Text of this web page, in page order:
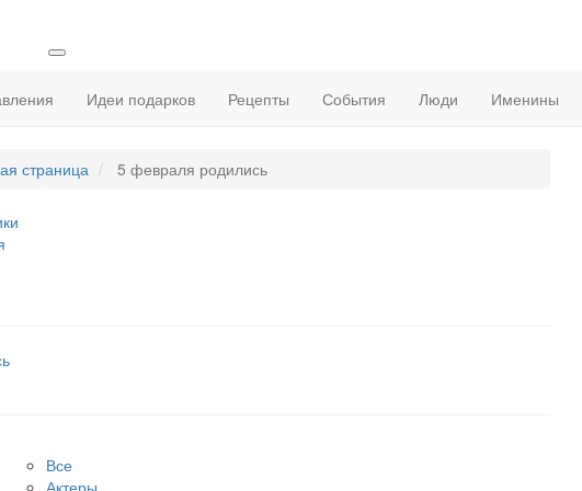
Идеи подарков Рецепты События Люди Именины
страница 5 февраля родились
Все
Актеры